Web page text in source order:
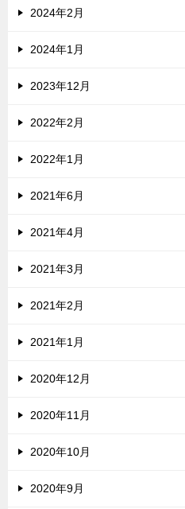
2024年2月
2024年1月
2023年12月
2022年2月
2022年1月
2021年6月
2021年4月
2021年3月
2021年2月
2021年1月
2020年12月
2020年11月
2020年10月
2020年9月